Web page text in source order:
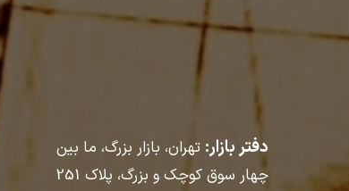
دفتر بازار: تهران، بازار بزرگ، ما بین
چهار سوق کوچک و بزرگ، پلاک 251